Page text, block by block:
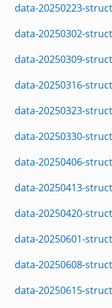
data-20250223-
data-20250302-
data-20250309-
data-20250316-
data-20250323-
data-20250330-
data-20250406-
data-20250413-
data-20250420-
data-20250601-
data-20250608-
data-20250615-